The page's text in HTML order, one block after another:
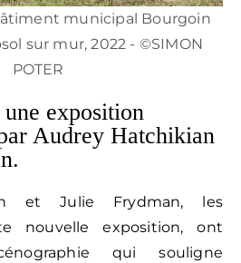
municipal Bourgoin
sur mur, 2022 - ©SIMON
POTER
exposition
Audrey Hatchikian
et Julie Frydman, les
nouvelle exposition, ont
qui souligne